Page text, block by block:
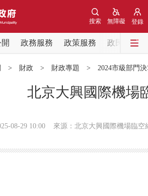
登錄
無障礙
搜索
政務服務 政策服務
政民互動
> 財政 > 財政專題 > 2024市級部門
北京大興國際機場
08-29 10:00 來源：北京大興國際機場臨空